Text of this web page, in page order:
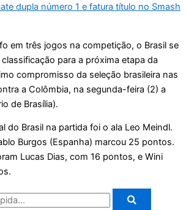
dupla número 1 e fatura título no Smash
em três jogos na competição, o Brasil se
para a próxima etapa da
compromisso da seleção brasileira nas
a Colômbia, na segunda-feira (2) a
de Brasília).
do Brasil na partida foi o ala Leo Meindl.
Burgos (Espanha) marcou 25 pontos.
Lucas Dias, com 16 pontos, e Wini